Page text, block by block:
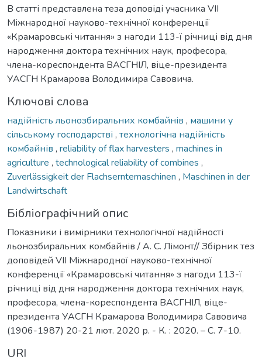
В статті представлена теза доповіді учасника VIІ
Міжнародної науково-технічної конференції
«Крамаровські читання» з нагоди 113-ї річниці від дня
народження доктора технічних наук, професора,
члена-кореспондента ВАСГНІЛ, віце-президента
УАСГН Крамарова Володимира Савовича.
Ключові слова
надійність льонозбиральних комбайнів , машини у
сільському господарстві , технологічна надійність
комбайнів , reliability of flax harvesters , machines in
agriculture , technological reliability of combines ,
Zuverlässigkeit der Flachserntemaschinen , Maschinen in der
Landwirtschaft
Бібліографічний опис
Показники і вимірники технологічної надійності
льонозбиральних комбайнів / А. С. Лімонт// Збірник тез
доповідей VIІ Міжнародної науково-технічної
конференції «Крамаровські читання» з нагоди 113-ї
річниці від дня народження доктора технічних наук,
професора, члена-кореспондента ВАСГНІЛ, віце-
президента УАСГН Крамарова Володимира Савовича
(1906-1987) 20-21 лют. 2020 р. - К. : 2020. – С. 7-10.
URI